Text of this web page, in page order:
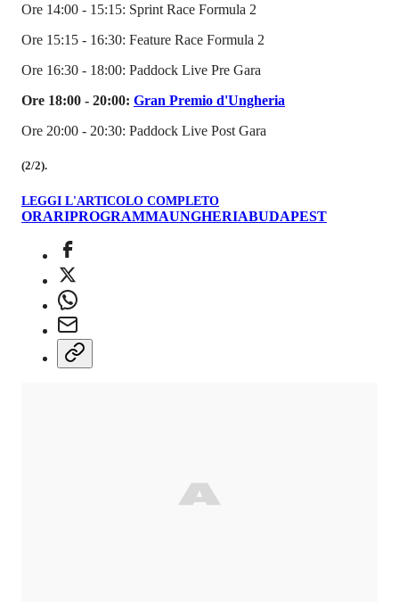
Ore 14:00 - 15:15: Sprint Race Formula 2
Ore 15:15 - 16:30: Feature Race Formula 2
Ore 16:30 - 18:00: Paddock Live Pre Gara
Ore 18:00 - 20:00: Gran Premio d'Ungheria
Ore 20:00 - 20:30: Paddock Live Post Gara
(2/2).
LEGGI L'ARTICOLO COMPLETO
ORARIPROGRAMMAUNGHERIABUDAPEST